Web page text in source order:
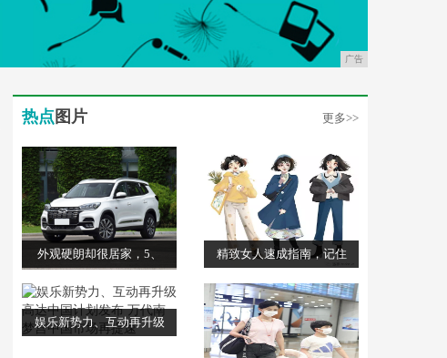
广告
热点 图片 更多>>
外观硬朗却很居家，5、 精致女人速成指南，记住
娱乐新势力、互动再升级